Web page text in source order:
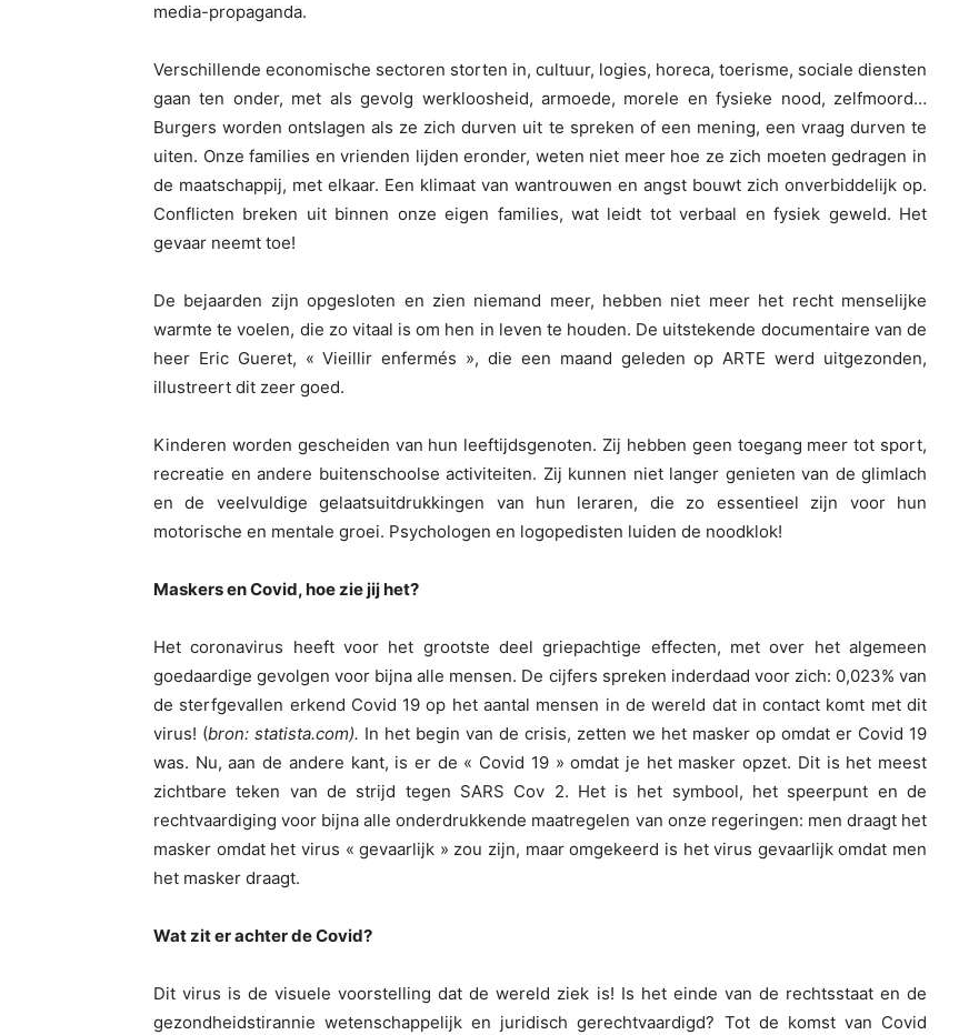
media-propaganda.
Verschillende economische sectoren storten in, cultuur, logies, horeca, toerisme, sociale diensten
gaan ten onder, met als gevolg werkloosheid, armoede, morele en fysieke nood, zelfmoord…
Burgers worden ontslagen als ze zich durven uit te spreken of een mening, een vraag durven te
uiten. Onze families en vrienden lijden eronder, weten niet meer hoe ze zich moeten gedragen in
de maatschappij, met elkaar. Een klimaat van wantrouwen en angst bouwt zich onverbiddelijk op.
Conflicten breken uit binnen onze eigen families, wat leidt tot verbaal en fysiek geweld. Het
gevaar neemt toe!
De bejaarden zijn opgesloten en zien niemand meer, hebben niet meer het recht menselijke
warmte te voelen, die zo vitaal is om hen in leven te houden. De uitstekende documentaire van de
heer Eric Gueret, « Vieillir enfermés », die een maand geleden op ARTE werd uitgezonden,
illustreert dit zeer goed.
Kinderen worden gescheiden van hun leeftijdsgenoten. Zij hebben geen toegang meer tot sport,
recreatie en andere buitenschoolse activiteiten. Zij kunnen niet langer genieten van de glimlach
en de veelvuldige gelaatsuitdrukkingen van hun leraren, die zo essentieel zijn voor hun
motorische en mentale groei. Psychologen en logopedisten luiden de noodklok!
Maskers en Covid, hoe zie jij het?
Het coronavirus heeft voor het grootste deel griepachtige effecten, met over het algemeen
goedaardige gevolgen voor bijna alle mensen. De cijfers spreken inderdaad voor zich: 0,023% van
de sterfgevallen erkend Covid 19 op het aantal mensen in de wereld dat in contact komt met dit
virus! (bron: statista.com). In het begin van de crisis, zetten we het masker op omdat er Covid 19
was. Nu, aan de andere kant, is er de « Covid 19 » omdat je het masker opzet. Dit is het meest
zichtbare teken van de strijd tegen SARS Cov 2. Het is het symbool, het speerpunt en de
rechtvaardiging voor bijna alle onderdrukkende maatregelen van onze regeringen: men draagt het
masker omdat het virus « gevaarlijk » zou zijn, maar omgekeerd is het virus gevaarlijk omdat men
het masker draagt.
Wat zit er achter de Covid?
Dit virus is de visuele voorstelling dat de wereld ziek is! Is het einde van de rechtsstaat en de
gezondheidstirannie wetenschappelijk en juridisch gerechtvaardigd? Tot de komst van Covid